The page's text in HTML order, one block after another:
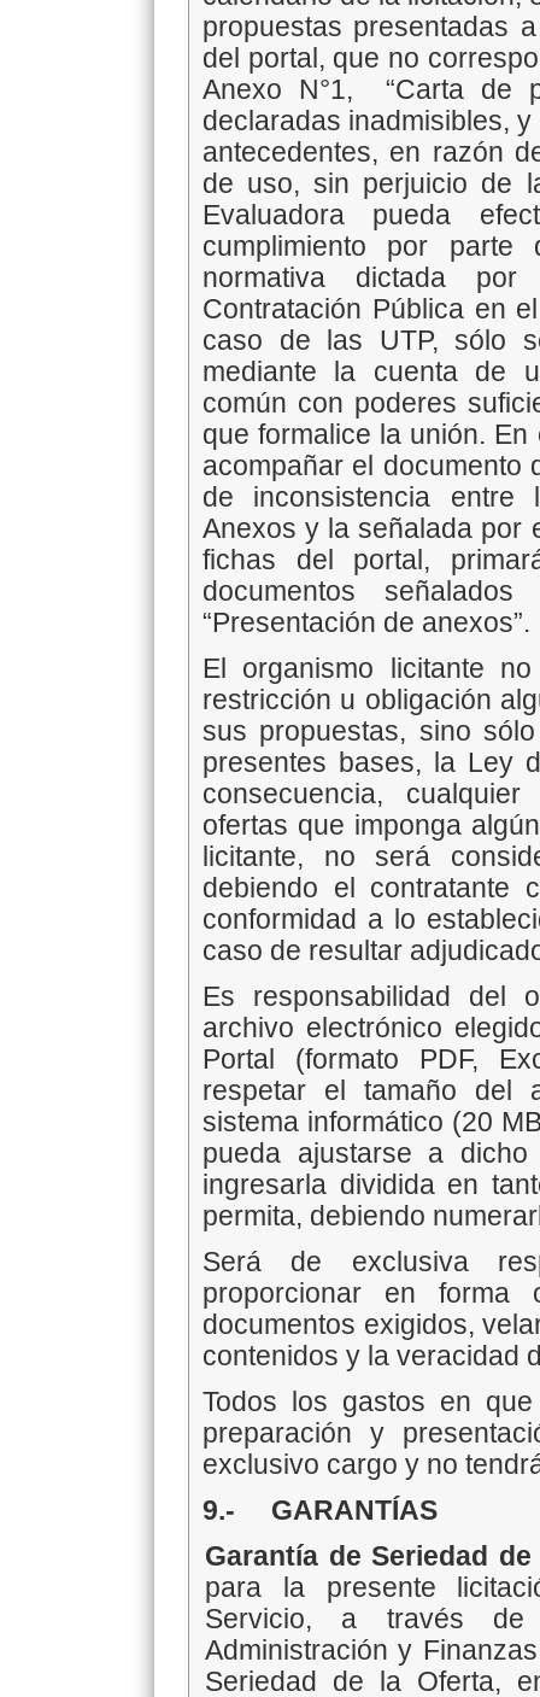
propuestas presentadas
del portal, que no
Anexo N°1, “Carta de
declaradas inadmisibles,
antecedentes, en razón
de uso, sin perjuicio de
Evaluadora pueda
cumplimiento por
normativa dictada
Contratación Pública en
caso de las UTP, sólo
mediante la cuenta de
común con poderes
que formalice la unión.
acompañar el documento
de inconsistencia entre
Anexos y la señalada por
fichas del portal,
documentos
“Presentación de anexos”.
El organismo licitante
restricción u obligación
sus propuestas, sino
presentes bases, la Ley
consecuencia,
ofertas que imponga
licitante, no será
debiendo el contratante
conformidad a lo
caso de resultar
Es responsabilidad del
archivo electrónico
Portal (formato PDF,
respetar el tamaño del
sistema informático (20
pueda ajustarse a
ingresarla dividida en
permita, debiendo
Será de exclusiva
proporcionar en forma
documentos exigidos,
contenidos y la veracidad
Todos los gastos en
preparación y
exclusivo cargo y no
9.- GARANTÍAS
Garantía de Seriedad
para la presente
Servicio, a través
Administración y
Seriedad de la Oferta,